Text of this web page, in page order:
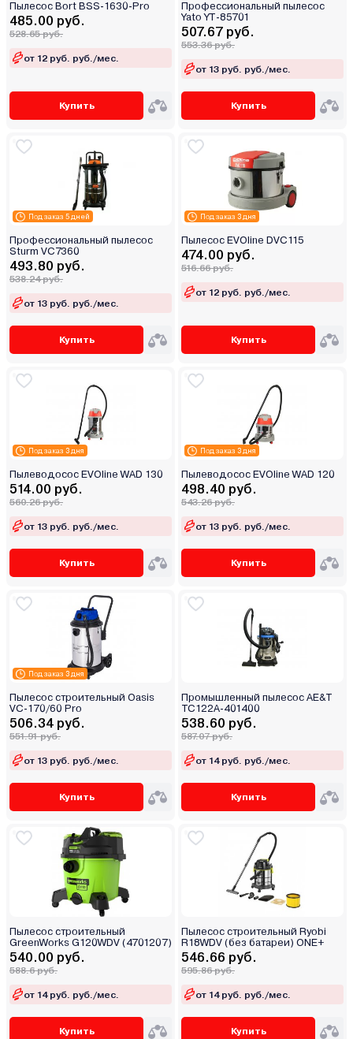
Пылесос Bort BSS-1630-Pro
485.00 руб.
528.65 руб.
от 12 руб. руб./мес.
Купить
Профессиональный пылесос
Yato YT-85701
507.67 руб.
553.36 руб.
от 13 руб. руб./мес.
Купить
Под заказ 5 дней
Профессиональный пылесос
Sturm VC7360
493.80 руб.
538.24 руб.
от 13 руб. руб./мес.
Купить
Под заказ 3 дня
Пылесос EVOline DVC115
474.00 руб.
516.66 руб.
от 12 руб. руб./мес.
Купить
Под заказ 3 дня
Пылеводосос EVOline WAD 130
514.00 руб.
560.26 руб.
от 13 руб. руб./мес.
Купить
Под заказ 3 дня
Пылеводосос EVOline WAD 120
498.40 руб.
543.26 руб.
от 13 руб. руб./мес.
Купить
Под заказ 3 дня
Пылесос строительный Oasis
VC-170/60 Pro
506.34 руб.
551.91 руб.
от 13 руб. руб./мес.
Купить
Промышленный пылесос AE&T
TC122A-401400
538.60 руб.
587.07 руб.
от 14 руб. руб./мес.
Купить
Пылесос строительный
GreenWorks G120WDV (4701207)
540.00 руб.
588.6 руб.
от 14 руб. руб./мес.
Купить
Пылесос строительный Ryobi
R18WDV (без батареи) ONE+
546.66 руб.
595.86 руб.
от 14 руб. руб./мес.
Купить